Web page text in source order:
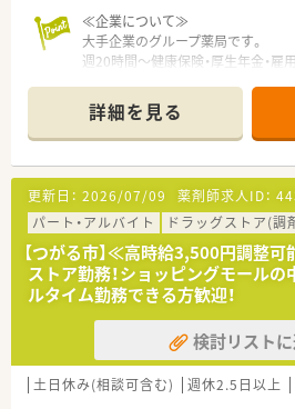
≪企業について≫
大手企業のグループ薬局です。
週20時間～健康保険・厚生年金・雇
薬剤師常勤は1名、パートは1名い
す。
詳細を見る
更新日： 2026/07/09 薬剤師求人ID：
パート・アルバイト
ドラッグストア(調
【つがる市】≪高時給3,500円調整
ストア勤務！ショッピングモール
ルタイム勤務できる方歓迎！
検討リスト
土日休み(相談可含む) 週休2.5日以上